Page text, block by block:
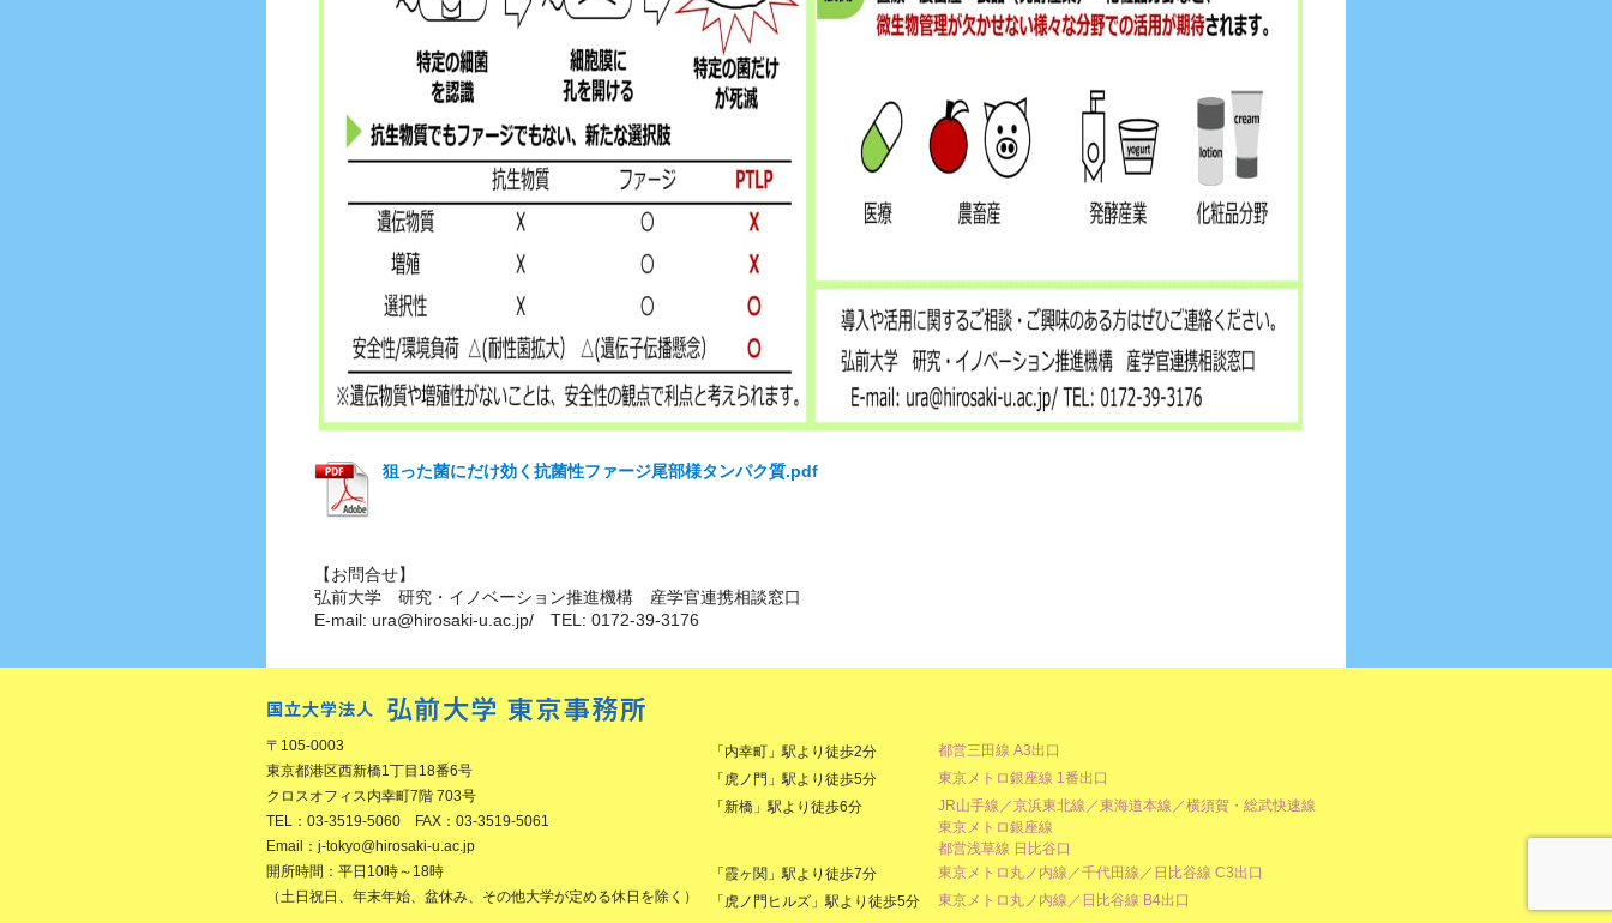
狙った菌にだけ効く抗菌性ファージ尾部様タンパク質.pdf
【お問合せ】
弘前大学 研究・イノベーション推進機構 産学官連携相談窓口
E-mail: ura@hirosaki-u.ac.jp/ TEL: 0172-39-3176
〒105-0003
東京都港区西新橋1丁目18番6号
クロスオフィス内幸町7階 703号
TEL：03-3519-5060 FAX：03-3519-5061
Email：j-tokyo@hirosaki-u.ac.jp
開所時間：平日10時～18時
（土日祝日、年末年始、盆休み、その他大学が定める休日を除く）
「内幸町」駅より徒歩2分
都営三田線 A3出口
「虎ノ門」駅より徒歩5分
東京メトロ銀座線 1番出口
「新橋」駅より徒歩6分
JR山手線／京浜東北線／東海道本線／横須賀・総武快速線
東京メトロ銀座線
都営浅草線 日比谷口
「霞ヶ関」駅より徒歩7分
東京メトロ丸ノ内線／千代田線／日比谷線 C3出口
「虎ノ門ヒルズ」駅より徒歩5分
東京メトロ丸ノ内線／日比谷線 B4出口